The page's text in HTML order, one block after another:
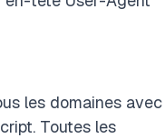
les domaines avec
Toutes les